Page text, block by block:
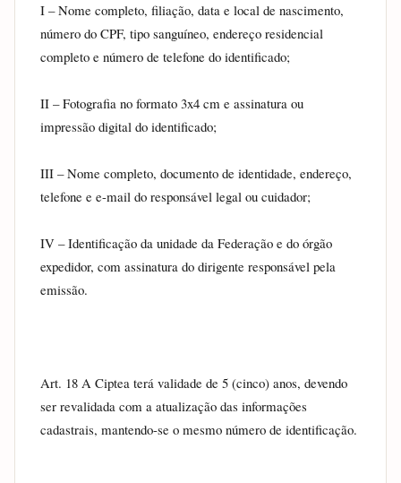
I – Nome completo, filiação, data e local de nascimento,
número do CPF, tipo sanguíneo, endereço residencial
completo e número de telefone do identificado;
II – Fotografia no formato 3x4 cm e assinatura ou
impressão digital do identificado;
III – Nome completo, documento de identidade, endereço,
telefone e e-mail do responsável legal ou cuidador;
IV – Identificação da unidade da Federação e do órgão
expedidor, com assinatura do dirigente responsável pela
emissão.
Art. 18 A Ciptea terá validade de 5 (cinco) anos, devendo
ser revalidada com a atualização das informações
cadastrais, mantendo-se o mesmo número de identificação.